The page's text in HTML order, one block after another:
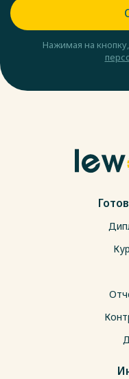
Нажимая на